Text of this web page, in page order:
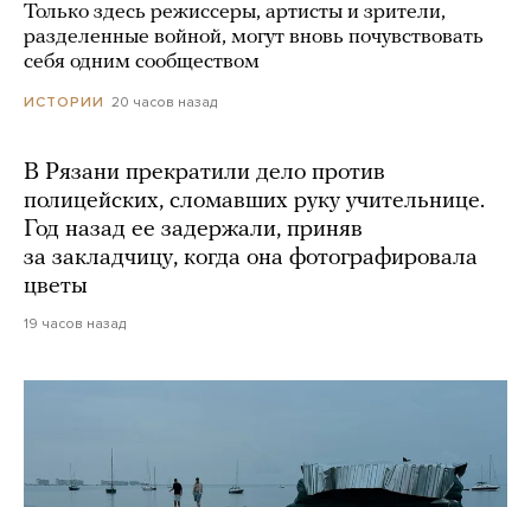
Только здесь режиссеры, артисты и зрители,
разделенные войной, могут вновь почувствовать
себя одним сообществом
ИСТОРИИ 20 часов назад
В Рязани прекратили дело против
полицейских, сломавших руку учительнице.
Год назад ее задержали, приняв
за закладчицу, когда она фотографировала
цветы
19 часов назад